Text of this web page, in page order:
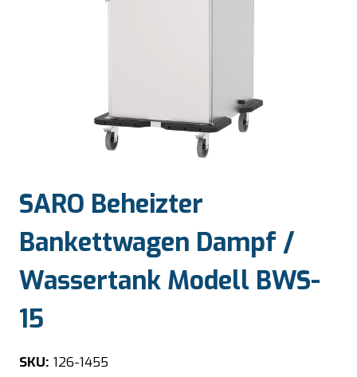
SARO Beheizter
Bankettwagen Dampf /
Wassertank Modell BWS-
15
SKU: 126-1455